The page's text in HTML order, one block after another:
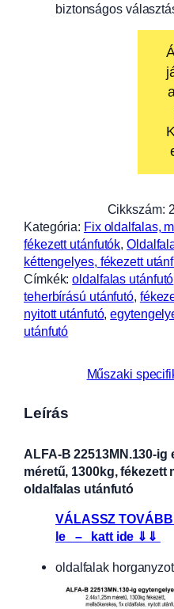
biztonságos
Cikkszám:
Kategória: Fix oldalfalas,
fékezett utánfutók ,
kéttengelyes, fékezett
Címkék:oldalfalas utánfutó
teherbírású utánfutó
nyitott utánfutó,
utánfutó
Műszaki
Leírás
ALFA-B 22513MN.130-ig
méretű, 1300kg, fékezett
oldalfalas utánfutó
VÁLASSZ
le – katt ide ⇓⇓
oldalfalak